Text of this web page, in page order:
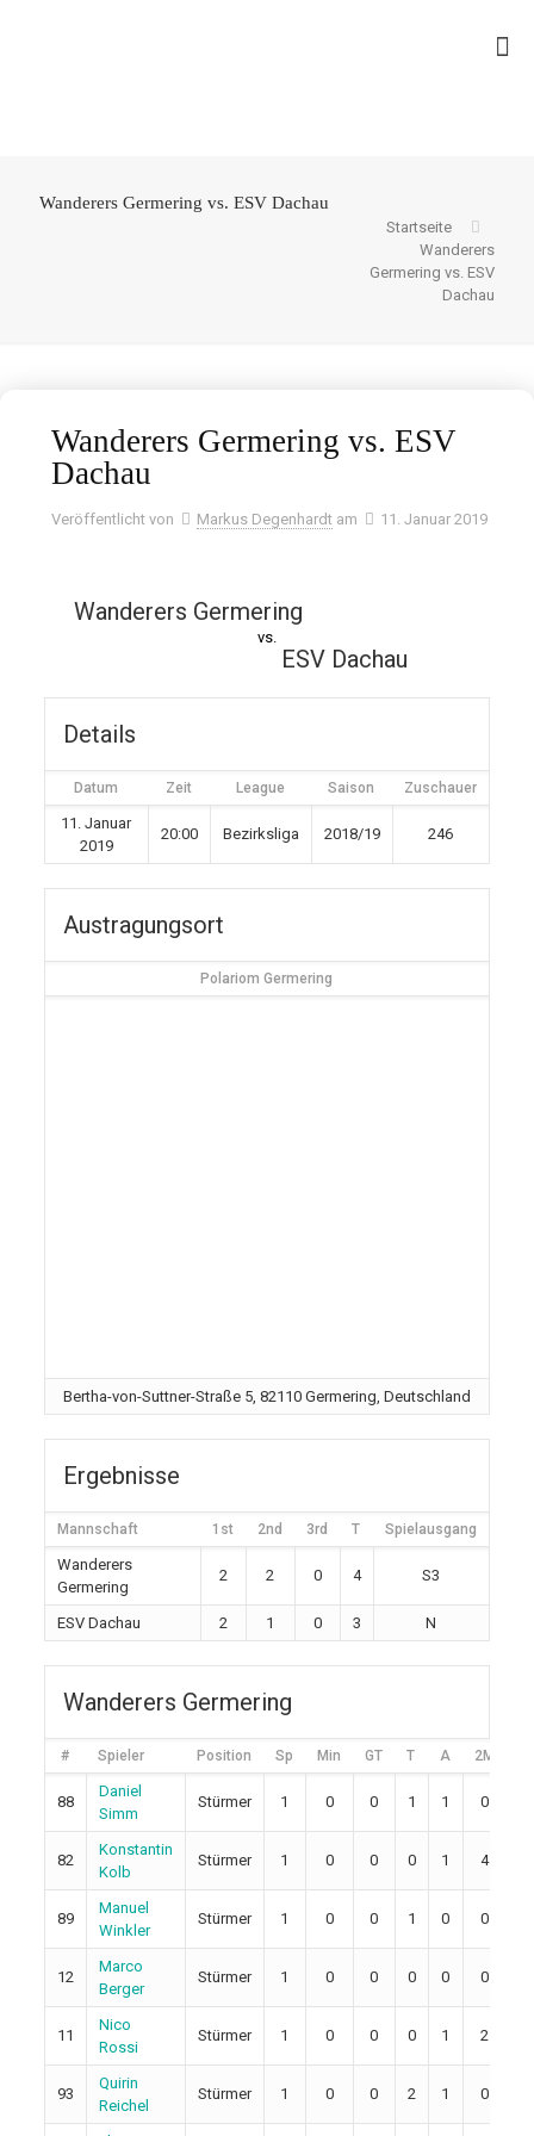
Wanderers Germering vs. ESV Dachau
Startseite
Wanderers
Germering vs. ESV
Dachau
Wanderers Germering vs. ESV
Dachau
Veröffentlicht von Markus Degenhardt am 11. Januar 2019
Wanderers Germering
vs.
ESV Dachau
Details
Datum Zeit League Saison Zuschauer
11. Januar
2019
20:00 Bezirksliga 2018/19 246
Austragungsort
Polariom Germering
Bertha-von-Suttner-Straße 5, 82110 Germering, Deutschland
Ergebnisse
Mannschaft 1st 2nd 3rd T Spielausgang
Wanderers
Germering
2 2 0 4 S3
ESV Dachau 2 1 0 3 N
Wanderers Germering
# Spieler Position Sp Min GT T A 2M
88
Daniel
Simm
Stürmer 1 0 0 1 1 0
82
Konstantin
Kolb
Stürmer 1 0 0 0 1 4
89
Manuel
Winkler
Stürmer 1 0 0 1 0 0
12
Marco
Berger
Stürmer 1 0 0 0 0 0
11
Nico
Rossi
Stürmer 1 0 0 0 1 2
93
Quirin
Reichel
Stürmer 1 0 0 2 1 0